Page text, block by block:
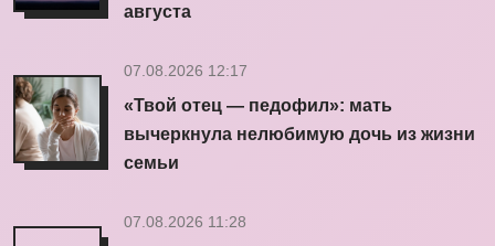
августа
07.08.2026 12:17
«Твой отец — педофил»: мать
вычеркнула нелюбимую дочь из жизни
семьи
07.08.2026 11:28